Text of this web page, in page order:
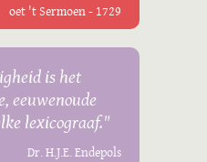
oet 't Sermoen - 1729
is het
eeuwenoude
lexicograaf."
Dr. H.J.E. Endepols